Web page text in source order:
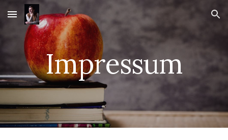
Skip to main content Skip to navigation
Impressum